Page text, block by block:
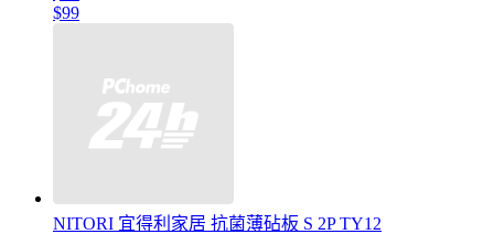
$99
NITORI 宜得利家居 抗菌薄砧板 S 2P TY12